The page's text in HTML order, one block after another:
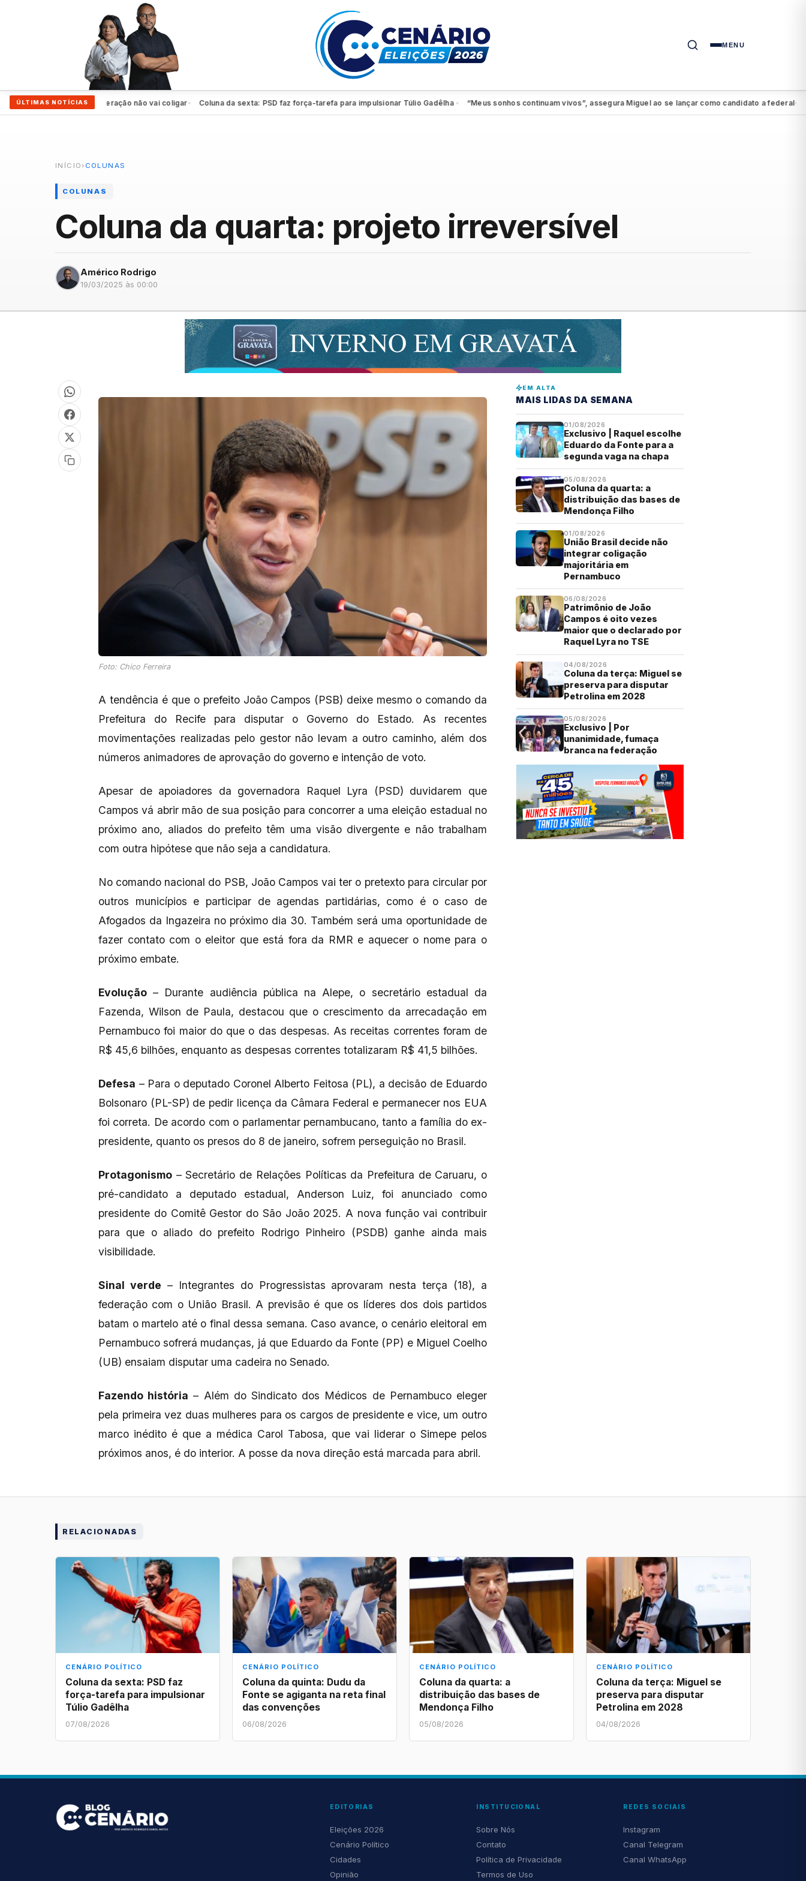
MENU
ÚLTIMAS NOTÍCIAS
Raquel, mas federação não vai coligar● Coluna da sexta: PSD faz força-tarefa para impulsionar Túlio Gadêlha● “Meus sonhos continuam vivos”, assegura Miguel ao se lançar como candidato a federal● PSDB-
INÍCIO › COLUNAS
COLUNAS
Coluna da quarta: projeto irreversível
Américo Rodrigo
19/03/2025 às 00:00
Foto: Chico Ferreira
A tendência é que o prefeito João Campos (PSB) deixe mesmo o comando da
Prefeitura do Recife para disputar o Governo do Estado. As recentes
movimentações realizadas pelo gestor não levam a outro caminho, além dos
números animadores de aprovação do governo e intenção de voto.
Apesar de apoiadores da governadora Raquel Lyra (PSD) duvidarem que
Campos vá abrir mão de sua posição para concorrer a uma eleição estadual no
próximo ano, aliados do prefeito têm uma visão divergente e não trabalham
com outra hipótese que não seja a candidatura.
No comando nacional do PSB, João Campos vai ter o pretexto para circular por
outros municípios e participar de agendas partidárias, como é o caso de
Afogados da Ingazeira no próximo dia 30. Também será uma oportunidade de
fazer contato com o eleitor que está fora da RMR e aquecer o nome para o
próximo embate.
Evolução – Durante audiência pública na Alepe, o secretário estadual da
Fazenda, Wilson de Paula, destacou que o crescimento da arrecadação em
Pernambuco foi maior do que o das despesas. As receitas correntes foram de
R$ 45,6 bilhões, enquanto as despesas correntes totalizaram R$ 41,5 bilhões.
Defesa – Para o deputado Coronel Alberto Feitosa (PL), a decisão de Eduardo
Bolsonaro (PL-SP) de pedir licença da Câmara Federal e permanecer nos EUA
foi correta. De acordo com o parlamentar pernambucano, tanto a família do ex-
presidente, quanto os presos do 8 de janeiro, sofrem perseguição no Brasil.
Protagonismo – Secretário de Relações Políticas da Prefeitura de Caruaru, o
pré-candidato a deputado estadual, Anderson Luiz, foi anunciado como
presidente do Comitê Gestor do São João 2025. A nova função vai contribuir
para que o aliado do prefeito Rodrigo Pinheiro (PSDB) ganhe ainda mais
visibilidade.
Sinal verde – Integrantes do Progressistas aprovaram nesta terça (18), a
federação com o União Brasil. A previsão é que os líderes dos dois partidos
batam o martelo até o final dessa semana. Caso avance, o cenário eleitoral em
Pernambuco sofrerá mudanças, já que Eduardo da Fonte (PP) e Miguel Coelho
(UB) ensaiam disputar uma cadeira no Senado.
Fazendo história – Além do Sindicato dos Médicos de Pernambuco eleger
pela primeira vez duas mulheres para os cargos de presidente e vice, um outro
marco inédito é que a médica Carol Tabosa, que vai liderar o Simepe pelos
próximos anos, é do interior. A posse da nova direção está marcada para abril.
EM ALTA
MAIS LIDAS DA SEMANA
01/08/2026
Exclusivo | Raquel escolhe
Eduardo da Fonte para a
segunda vaga na chapa
05/08/2026
Coluna da quarta: a
distribuição das bases de
Mendonça Filho
01/08/2026
União Brasil decide não
integrar coligação
majoritária em
Pernambuco
06/08/2026
Patrimônio de João
Campos é oito vezes
maior que o declarado por
Raquel Lyra no TSE
04/08/2026
Coluna da terça: Miguel se
preserva para disputar
Petrolina em 2028
05/08/2026
Exclusivo | Por
unanimidade, fumaça
branca na federação
RELACIONADAS
CENÁRIO POLÍTICO
Coluna da sexta: PSD faz
força-tarefa para impulsionar
Túlio Gadêlha
07/08/2026
CENÁRIO POLÍTICO
Coluna da quinta: Dudu da
Fonte se agiganta na reta final
das convenções
06/08/2026
CENÁRIO POLÍTICO
Coluna da quarta: a
distribuição das bases de
Mendonça Filho
05/08/2026
CENÁRIO POLÍTICO
Coluna da terça: Miguel se
preserva para disputar
Petrolina em 2028
04/08/2026
EDITORIAS
Eleições 2026
Cenário Político
Cidades
Opinião
INSTITUCIONAL
Sobre Nós
Contato
Política de Privacidade
Termos de Uso
REDES SOCIAIS
Instagram
Canal Telegram
Canal WhatsApp